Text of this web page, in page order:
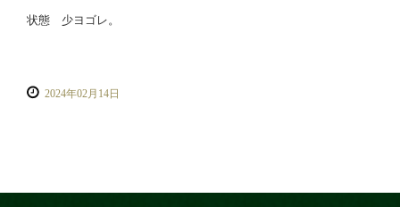
状態 少ヨゴレ。
2024年02月14日